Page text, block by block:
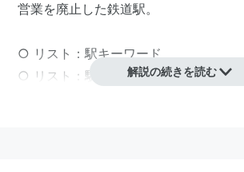
営業を廃止 した鉄道駅。
○ リスト ：駅キーワード
○ リスト ： 駅つきキーワード
解説の続きを読む